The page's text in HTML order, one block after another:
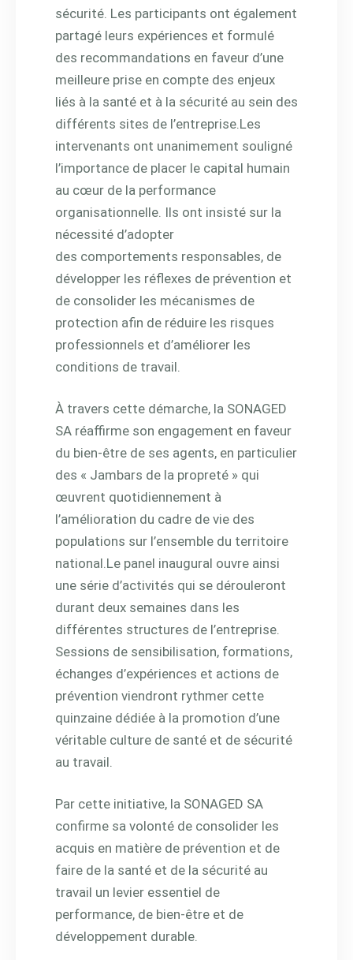
sécurité. Les participants ont également
partagé leurs expériences et formulé
des recommandations en faveur d’une
meilleure prise en compte des enjeux
liés à la santé et à la sécurité au sein des
différents sites de l’entreprise. Les
intervenants ont unanimement souligné
l’importance de placer le capital humain
au cœur de la performance
organisationnelle. Ils ont insisté sur la
nécessité d’adopter
des comportements responsables, de
développer les réflexes de prévention et
de consolider les mécanismes de
protection afin de réduire les risques
professionnels et d’améliorer les
conditions de travail.
À travers cette démarche, la SONAGED
SA réaffirme son engagement en faveur
du bien-être de ses agents, en particulier
des « Jambars de la propreté » qui
œuvrent quotidiennement à
l’amélioration du cadre de vie des
populations sur l’ensemble du territoire
national. Le panel inaugural ouvre ainsi
une série d’activités qui se dérouleront
durant deux semaines dans les
différentes structures de l’entreprise.
Sessions de sensibilisation, formations,
échanges d’expériences et actions de
prévention viendront rythmer cette
quinzaine dédiée à la promotion d’une
véritable culture de santé et de sécurité
au travail.
Par cette initiative, la SONAGED SA
confirme sa volonté de consolider les
acquis en matière de prévention et de
faire de la santé et de la sécurité au
travail un levier essentiel de
performance, de bien-être et de
développement durable.